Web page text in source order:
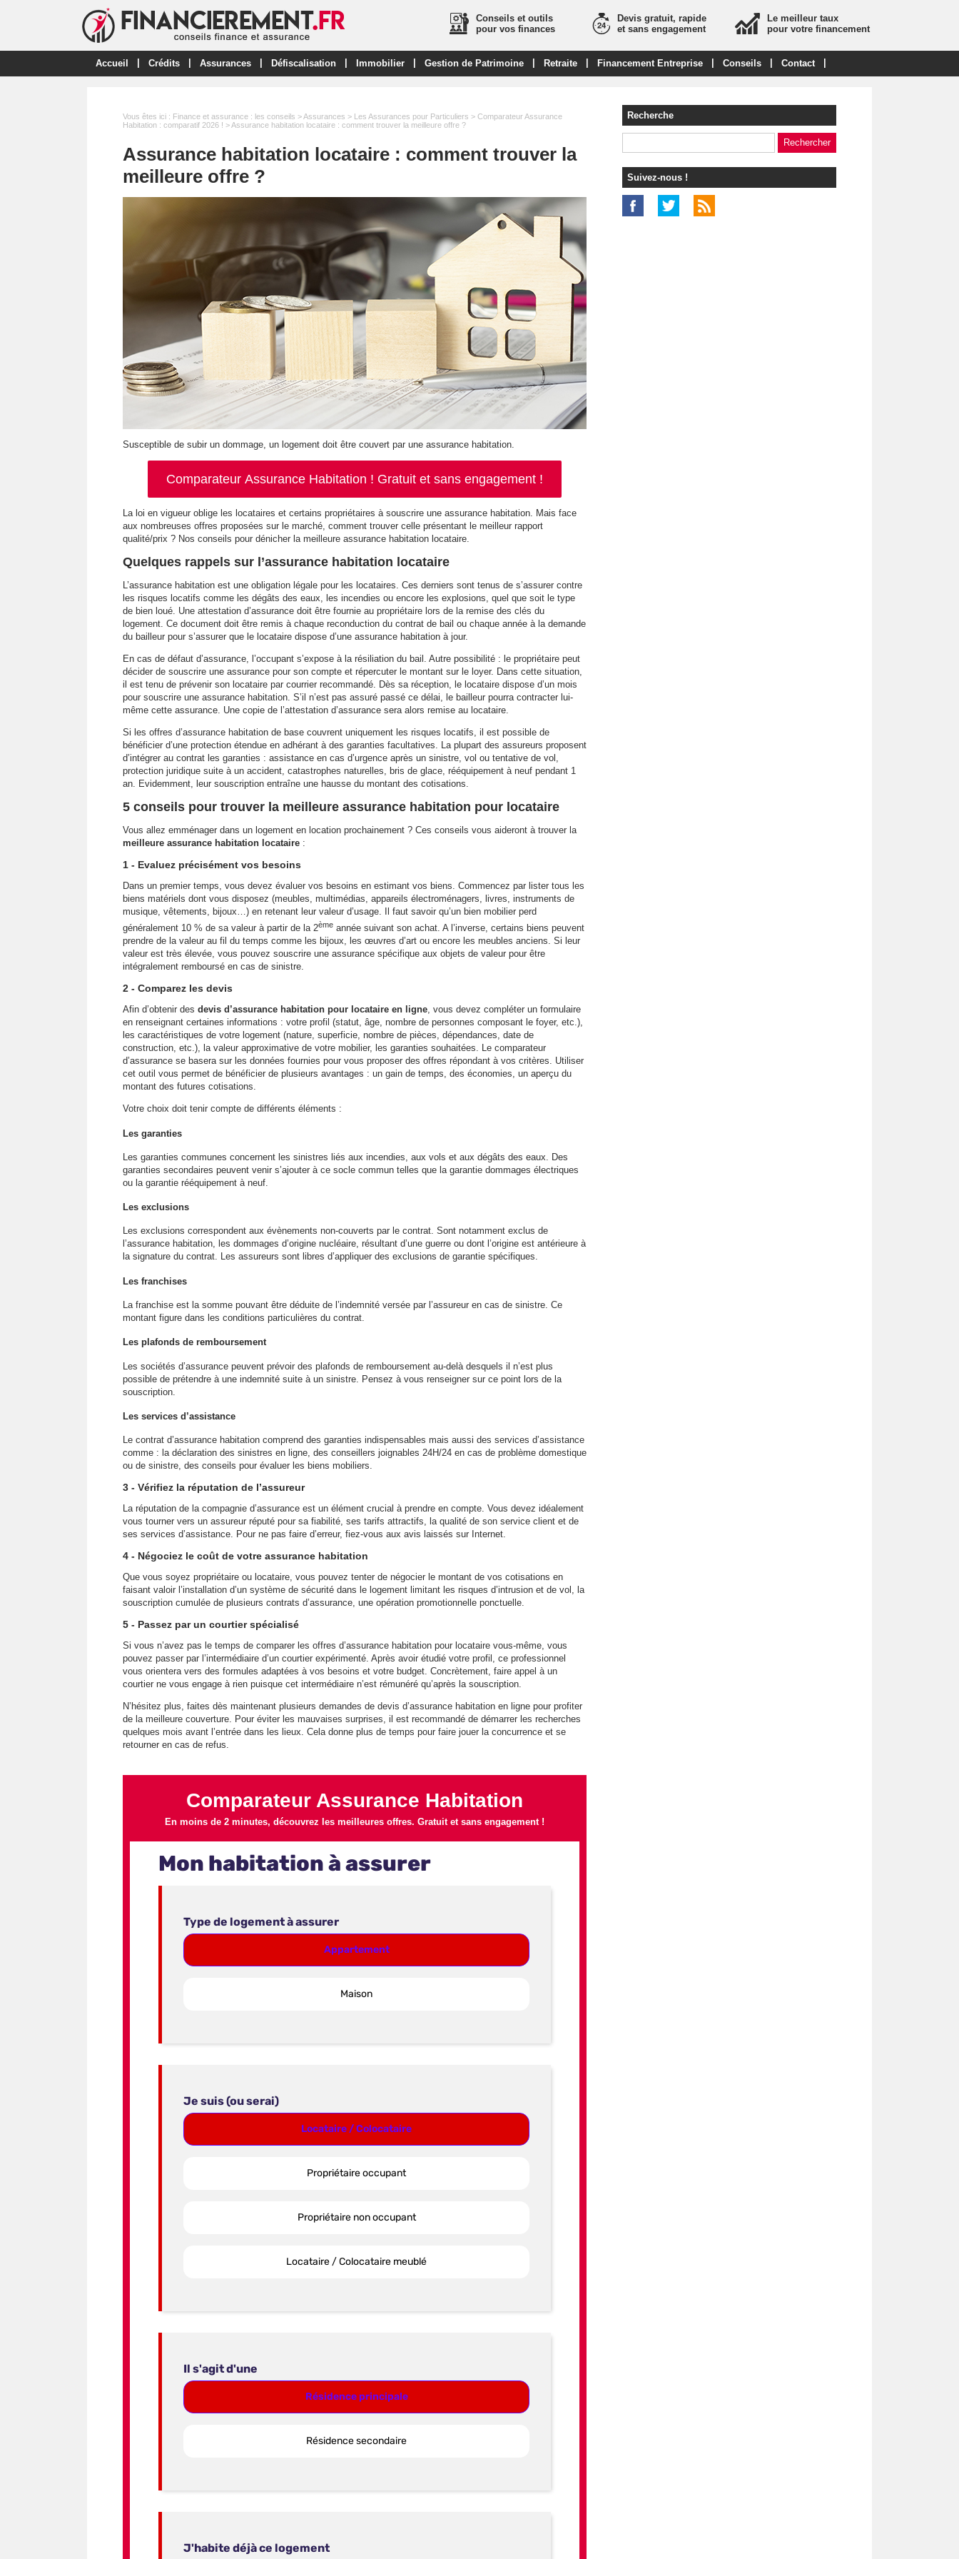
Le meilleur taux
pour votre financement
Conseils et outils
pour vos finances
Devis gratuit, rapide
et sans engagement
Accueil Crédits Assurances Défiscalisation Immobilier Gestion de Patrimoine Retraite Financement Entreprise Conseils Contact
Vous êtes ici : Finance et assurance : les conseils >Assurances > Les Assurances pour Particuliers > Comparateur Assurance
Habitation : comparatif 2026 ! > Assurance habitation locataire : comment trouver la meilleure offre ?
Assurance habitation locataire : comment trouver la
meilleure offre ?
Susceptible de subir un dommage, un logement doit être couvert par une assurance habitation.
Comparateur Assurance Habitation ! Gratuit et sans engagement !
La loi en vigueur oblige les locataires et certains propriétaires à souscrire une assurance habitation. Mais face
aux nombreuses offres proposées sur le marché, comment trouver celle présentant le meilleur rapport
qualité/prix ? Nos conseils pour dénicher la meilleure assurance habitation locataire.
Quelques rappels sur l’assurance habitation locataire
L’assurance habitation est une obligation légale pour les locataires. Ces derniers sont tenus de s’assurer contre
les risques locatifs comme les dégâts des eaux, les incendies ou encore les explosions, quel que soit le type
de bien loué. Une attestation d’assurance doit être fournie au propriétaire lors de la remise des clés du
logement. Ce document doit être remis à chaque reconduction du contrat de bail ou chaque année à la demande
du bailleur pour s’assurer que le locataire dispose d’une assurance habitation à jour.
En cas de défaut d’assurance, l’occupant s’expose à la résiliation du bail. Autre possibilité : le propriétaire peut
décider de souscrire une assurance pour son compte et répercuter le montant sur le loyer. Dans cette situation,
il est tenu de prévenir son locataire par courrier recommandé. Dès sa réception, le locataire dispose d’un mois
pour souscrire une assurance habitation. S’il n’est pas assuré passé ce délai, le bailleur pourra contracter lui-
même cette assurance. Une copie de l’attestation d’assurance sera alors remise au locataire.
Si les offres d’assurance habitation de base couvrent uniquement les risques locatifs, il est possible de
bénéficier d’une protection étendue en adhérant à des garanties facultatives. La plupart des assureurs proposent
d’intégrer au contrat les garanties : assistance en cas d’urgence après un sinistre, vol ou tentative de vol,
protection juridique suite à un accident, catastrophes naturelles, bris de glace, rééquipement à neuf pendant 1
an. Evidemment, leur souscription entraîne une hausse du montant des cotisations.
5 conseils pour trouver la meilleure assurance habitation pour locataire
Vous allez emménager dans un logement en location prochainement ? Ces conseils vous aideront à trouver la
meilleure assurance habitation locataire :
1 - Evaluez précisément vos besoins
Dans un premier temps, vous devez évaluer vos besoins en estimant vos biens. Commencez par lister tous les
biens matériels dont vous disposez (meubles, multimédias, appareils électroménagers, livres, instruments de
musique, vêtements, bijoux…) en retenant leur valeur d’usage. Il faut savoir qu’un bien mobilier perd
généralement 10 % de sa valeur à partir de la 2ème année suivant son achat. A l’inverse, certains biens peuvent
prendre de la valeur au fil du temps comme les bijoux, les œuvres d’art ou encore les meubles anciens. Si leur
valeur est très élevée, vous pouvez souscrire une assurance spécifique aux objets de valeur pour être
intégralement remboursé en cas de sinistre.
2 - Comparez les devis
Afin d’obtenir des devis d’assurance habitation pour locataire en ligne, vous devez compléter un formulaire
en renseignant certaines informations : votre profil (statut, âge, nombre de personnes composant le foyer, etc.),
les caractéristiques de votre logement (nature, superficie, nombre de pièces, dépendances, date de
construction, etc.), la valeur approximative de votre mobilier, les garanties souhaitées. Le comparateur
d’assurance se basera sur les données fournies pour vous proposer des offres répondant à vos critères. Utiliser
cet outil vous permet de bénéficier de plusieurs avantages : un gain de temps, des économies, un aperçu du
montant des futures cotisations.
Votre choix doit tenir compte de différents éléments :
Les garanties
Les garanties communes concernent les sinistres liés aux incendies, aux vols et aux dégâts des eaux. Des
garanties secondaires peuvent venir s’ajouter à ce socle commun telles que la garantie dommages électriques
ou la garantie rééquipement à neuf.
Les exclusions
Les exclusions correspondent aux évènements non-couverts par le contrat. Sont notamment exclus de
l’assurance habitation, les dommages d’origine nucléaire, résultant d’une guerre ou dont l’origine est antérieure à
la signature du contrat. Les assureurs sont libres d’appliquer des exclusions de garantie spécifiques.
Les franchises
La franchise est la somme pouvant être déduite de l’indemnité versée par l’assureur en cas de sinistre. Ce
montant figure dans les conditions particulières du contrat.
Les plafonds de remboursement
Les sociétés d’assurance peuvent prévoir des plafonds de remboursement au-delà desquels il n’est plus
possible de prétendre à une indemnité suite à un sinistre. Pensez à vous renseigner sur ce point lors de la
souscription.
Les services d’assistance
Le contrat d’assurance habitation comprend des garanties indispensables mais aussi des services d’assistance
comme : la déclaration des sinistres en ligne, des conseillers joignables 24H/24 en cas de problème domestique
ou de sinistre, des conseils pour évaluer les biens mobiliers.
3 - Vérifiez la réputation de l’assureur
La réputation de la compagnie d’assurance est un élément crucial à prendre en compte. Vous devez idéalement
vous tourner vers un assureur réputé pour sa fiabilité, ses tarifs attractifs, la qualité de son service client et de
ses services d’assistance. Pour ne pas faire d’erreur, fiez-vous aux avis laissés sur Internet.
4 - Négociez le coût de votre assurance habitation
Que vous soyez propriétaire ou locataire, vous pouvez tenter de négocier le montant de vos cotisations en
faisant valoir l’installation d’un système de sécurité dans le logement limitant les risques d’intrusion et de vol, la
souscription cumulée de plusieurs contrats d’assurance, une opération promotionnelle ponctuelle.
5 - Passez par un courtier spécialisé
Si vous n’avez pas le temps de comparer les offres d’assurance habitation pour locataire vous-même, vous
pouvez passer par l’intermédiaire d’un courtier expérimenté. Après avoir étudié votre profil, ce professionnel
vous orientera vers des formules adaptées à vos besoins et votre budget. Concrètement, faire appel à un
courtier ne vous engage à rien puisque cet intermédiaire n’est rémunéré qu’après la souscription.
N’hésitez plus, faites dès maintenant plusieurs demandes de devis d’assurance habitation en ligne pour profiter
de la meilleure couverture. Pour éviter les mauvaises surprises, il est recommandé de démarrer les recherches
quelques mois avant l’entrée dans les lieux. Cela donne plus de temps pour faire jouer la concurrence et se
retourner en cas de refus.
Comparateur Assurance Habitation
En moins de 2 minutes, découvrez les meilleures offres. Gratuit et sans engagement !
Recherche
Suivez-nous !